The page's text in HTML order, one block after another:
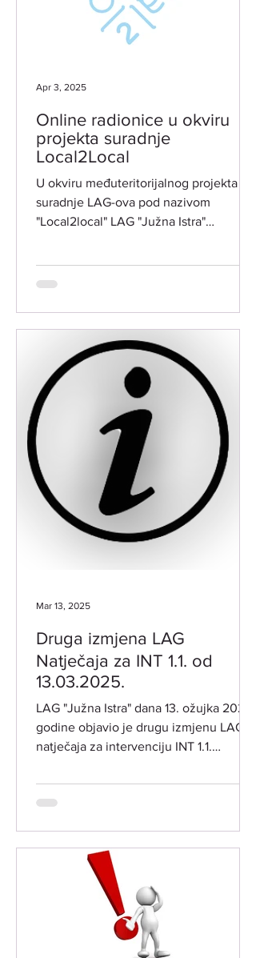
Online radionice u okviru
projekta suradnje
Local2Local
U okviru međuteritorijalnog projekta
suradnje LAG-ova pod nazivom
"Local2local" LAG "Južna Istra"
Apr 3, 2025
Druga izmjena LAG
Natječaja za INT 1.1. od
13.03.2025.
LAG "Južna Istra" dana 13. ožujka 2025.
godine objavio je drugu izmjenu LAG
natječaja za intervenciju INT 1.1.
Mar 13, 2025